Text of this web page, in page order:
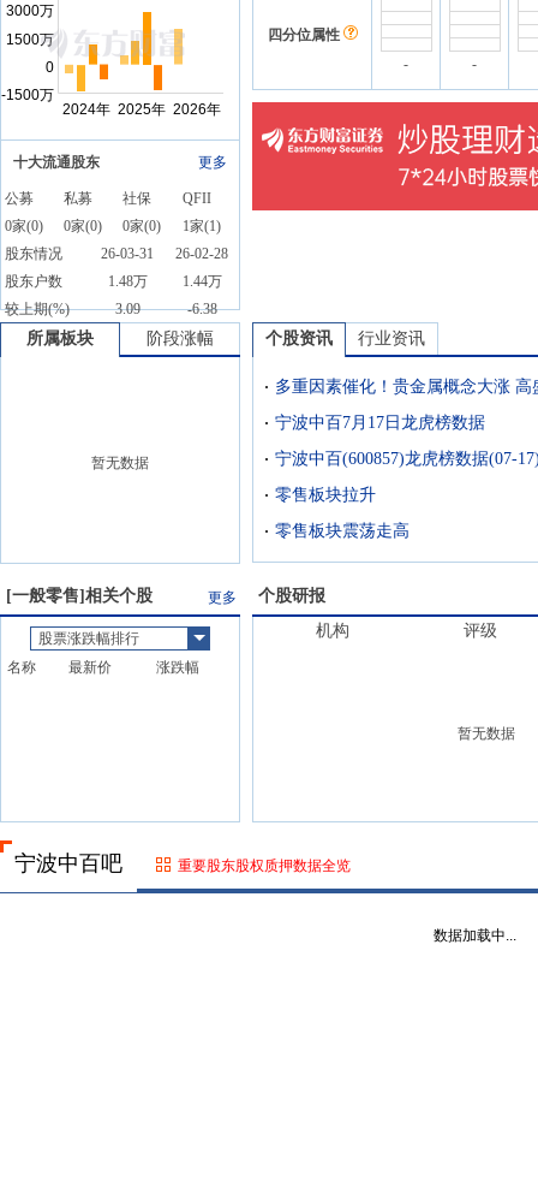
十大流通股东 更多
公募 私募 社保
QFII
0家(0) 0家(0) 0家(0) 1家(1)
股东情况
26-03-31
26-02-28
股东户数
1.48万
1.44万
较上期(%)
3.09 -6.38
四分位属性
-
-
所属板块 阶段涨幅
暂无数据
个股资讯 行业资讯
多重因素催化！贵金属概念大涨 高
宁波中百7月17日龙虎榜数据
宁波中百(600857)龙虎榜数据(07-
零售板块拉升
零售板块震荡走高
[一般零售]相关个股 更多
股票涨跌幅排行
名称
最新价 涨跌幅
个股研报
机构
评级
暂无数据
宁波中百吧 重要股东股权质押数据全览